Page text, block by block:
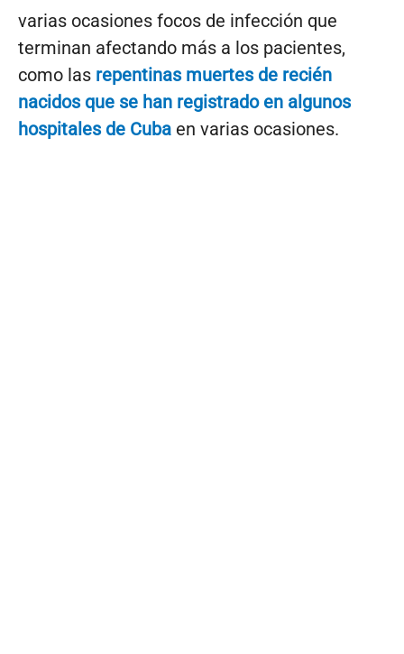
varias ocasiones focos de infección que
terminan afectando más a los pacientes,
como las repentinas muertes de recién
nacidos que se han registrado en algunos
hospitales de Cuba en varias ocasiones.